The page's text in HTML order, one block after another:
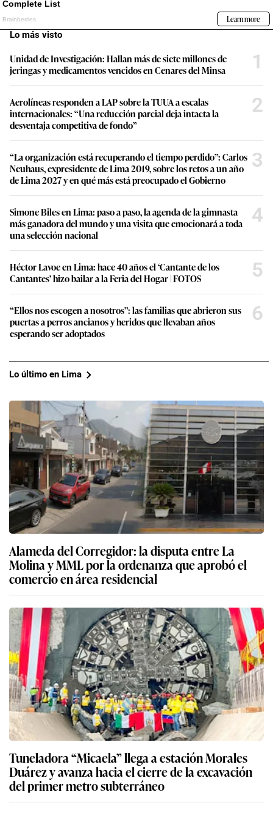
Lo más visto
Unidad de Investigación: Hallan más de siete millones de
jeringas y medicamentos vencidos en Cenares del Minsa
1
Aerolíneas responden a LAP sobre la TUUA a escalas
internacionales: “Una reducción parcial deja intacta la
desventaja competitiva de fondo”
2
“La organización está recuperando el tiempo perdido”: Carlos
Neuhaus, expresidente de Lima 2019, sobre los retos a un año
de Lima 2027 y en qué más está preocupado el Gobierno
3
Simone Biles en Lima: paso a paso, la agenda de la gimnasta
más ganadora del mundo y una visita que emocionará a toda
una selección nacional
4
Héctor Lavoe en Lima: hace 40 años el ‘Cantante de los
Cantantes’ hizo bailar a la Feria del Hogar | FOTOS
5
“Ellos nos escogen a nosotros”: las familias que abrieron sus
puertas a perros ancianos y heridos que llevaban años
esperando ser adoptados
6
Lo último en Lima
Alameda del Corregidor: la disputa entre La
Molina y MML por la ordenanza que aprobó el
comercio en área residencial
Tuneladora “Micaela” llega a estación Morales
Duárez y avanza hacia el cierre de la excavación
del primer metro subterráneo